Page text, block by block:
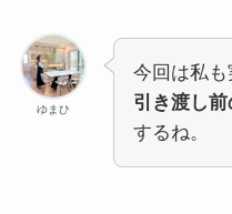
ゆまひ
今回は私も
引き渡し
するね。